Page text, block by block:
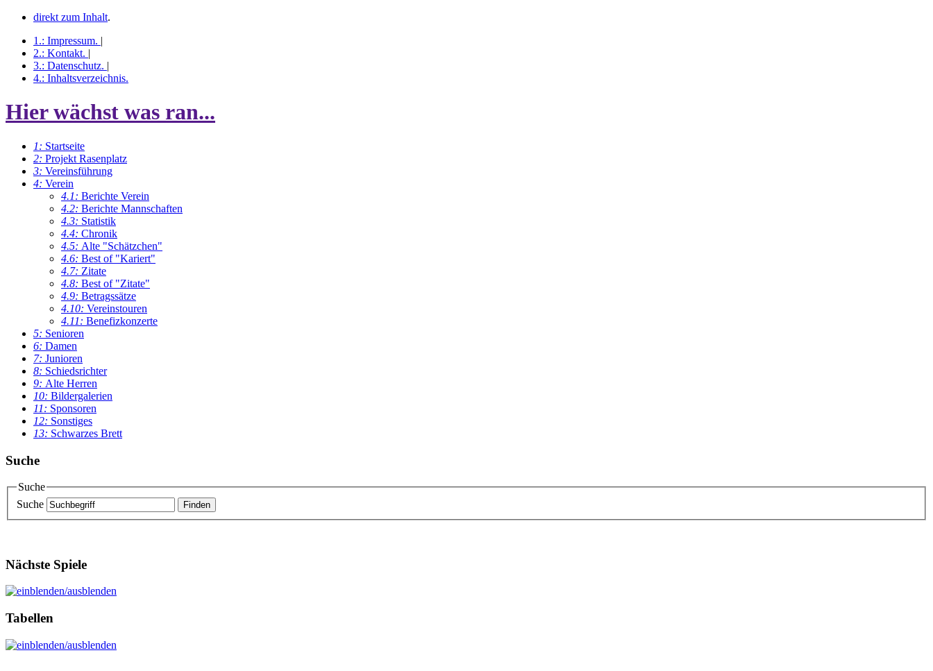
direkt zum Inhalt.
1.: Impressum. |
2.: Kontakt. |
3.: Datenschutz. |
4.: Inhaltsverzeichnis.
Hier wächst was ran...
1: Startseite
2: Projekt Rasenplatz
3: Vereinsführung
4: Verein
4.1: Berichte Verein
4.2: Berichte Mannschaften
4.3: Statistik
4.4: Chronik
4.5: Alte "Schätzchen"
4.6: Best of "Kariert"
4.7: Zitate
4.8: Best of "Zitate"
4.9: Betragssätze
4.10: Vereinstouren
4.11: Benefizkonzerte
5: Senioren
6: Damen
7: Junioren
8: Schiedsrichter
9: Alte Herren
10: Bildergalerien
11: Sponsoren
12: Sonstiges
13: Schwarzes Brett
Suche
Suche
Suche
Nächste Spiele
Tabellen